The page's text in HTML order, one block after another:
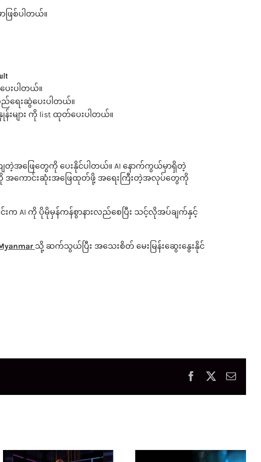
ြစ်ပါတယ်။
ေးပါတယ်။
ည်ရေးဆွဲပေးပါတယ်။
န်းများ ကို list ထုတ်ပေးပါတယ်။
ျတဲ့အဖြေတွေကို ပေးနိုင်ပါတယ်။ AI နောက်ကွယ်မှာရှိတဲ့
အကောင်းဆုံးအဖြေထုတ်ဖို့ အရေးကြီးတဲ့အလုပ်တွေကို
င်းက AI ကို ပိုမိုမှန်ကန်စွာနားလည်စေပြီး သင့်လိုအပ်ချက်နှင့်
သို့ ဆက်သွယ်ပြီး အသေးစိတ် မေးမြန်းဆွေးနွေးနိုင်
FacebookEmail